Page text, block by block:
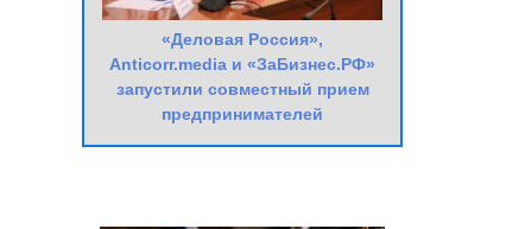
«Деловая Россия»,
Anticorr.media и «ЗаБизнес.РФ»
запустили совместный прием
предпринимателей